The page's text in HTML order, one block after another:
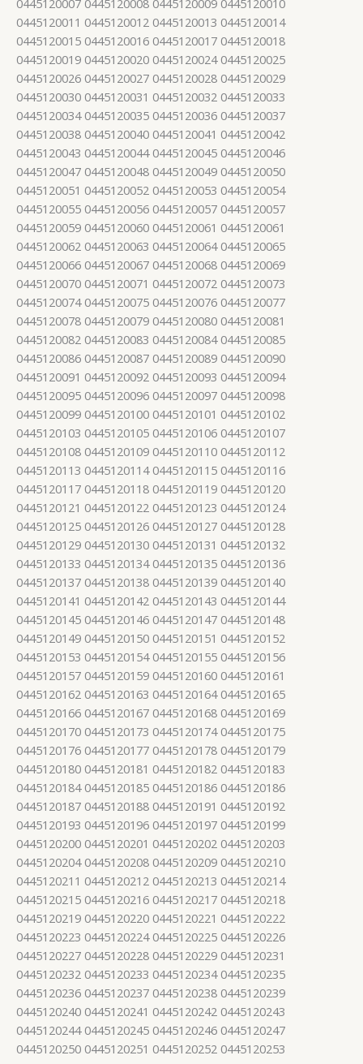
0445120011 0445120012 0445120013 0445120014
0445120015 0445120016 0445120017 0445120018
0445120019 0445120020 0445120024 0445120025
0445120026 0445120027 0445120028 0445120029
0445120030 0445120031 0445120032 0445120033
0445120034 0445120035 0445120036 0445120037
0445120038 0445120040 0445120041 0445120042
0445120043 0445120044 0445120045 0445120046
0445120047 0445120048 0445120049 0445120050
0445120051 0445120052 0445120053 0445120054
0445120055 0445120056 0445120057 0445120057
0445120059 0445120060 0445120061 0445120061
0445120062 0445120063 0445120064 0445120065
0445120066 0445120067 0445120068 0445120069
0445120070 0445120071 0445120072 0445120073
0445120074 0445120075 0445120076 0445120077
0445120078 0445120079 0445120080 0445120081
0445120082 0445120083 0445120084 0445120085
0445120086 0445120087 0445120089 0445120090
0445120091 0445120092 0445120093 0445120094
0445120095 0445120096 0445120097 0445120098
0445120099 0445120100 0445120101 0445120102
0445120103 0445120105 0445120106 0445120107
0445120108 0445120109 0445120110 0445120112
0445120113 0445120114 0445120115 0445120116
0445120117 0445120118 0445120119 0445120120
0445120121 0445120122 0445120123 0445120124
0445120125 0445120126 0445120127 0445120128
0445120129 0445120130 0445120131 0445120132
0445120133 0445120134 0445120135 0445120136
0445120137 0445120138 0445120139 0445120140
0445120141 0445120142 0445120143 0445120144
0445120145 0445120146 0445120147 0445120148
0445120149 0445120150 0445120151 0445120152
0445120153 0445120154 0445120155 0445120156
0445120157 0445120159 0445120160 0445120161
0445120162 0445120163 0445120164 0445120165
0445120166 0445120167 0445120168 0445120169
0445120170 0445120173 0445120174 0445120175
0445120176 0445120177 0445120178 0445120179
0445120180 0445120181 0445120182 0445120183
0445120184 0445120185 0445120186 0445120186
0445120187 0445120188 0445120191 0445120192
0445120193 0445120196 0445120197 0445120199
0445120200 0445120201 0445120202 0445120203
0445120204 0445120208 0445120209 0445120210
0445120211 0445120212 0445120213 0445120214
0445120215 0445120216 0445120217 0445120218
0445120219 0445120220 0445120221 0445120222
0445120223 0445120224 0445120225 0445120226
0445120227 0445120228 0445120229 0445120231
0445120232 0445120233 0445120234 0445120235
0445120236 0445120237 0445120238 0445120239
0445120240 0445120241 0445120242 0445120243
0445120244 0445120245 0445120246 0445120247
0445120250 0445120251 0445120252 0445120253